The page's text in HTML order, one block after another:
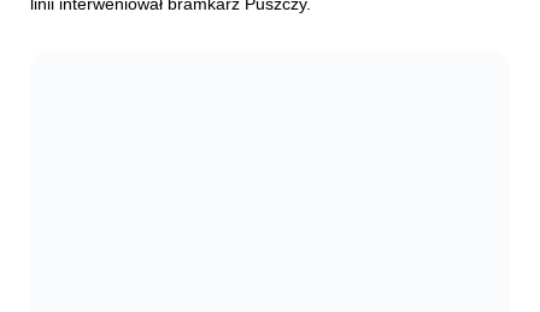
linii interweniował bramkarz Puszczy.